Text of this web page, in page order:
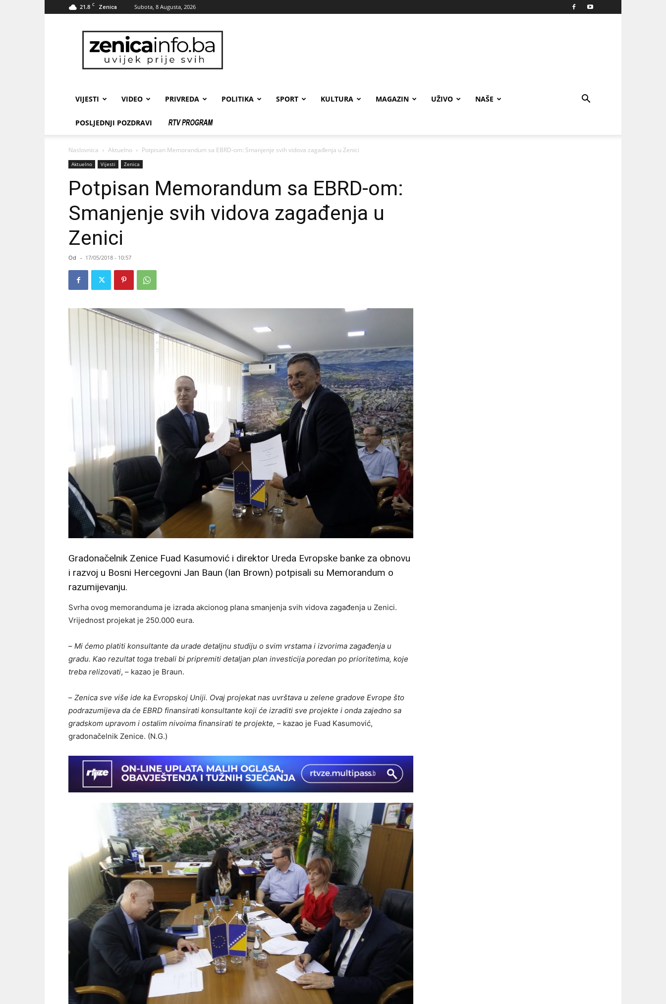
21.8 C Zenica Subota, 8 Augusta, 2026
zenicainfo.ba
VIJESTI VIDEO PRIVREDA POLITIKA SPORT KULTURA MAGAZIN UŽIVO NAŠE
POSLJEDNJI POZDRAVI
Naslovnica Aktuelno Potpisan Memorandum sa EBRD-om: Smanjenje svih vidova zagađenja u Zenici
Aktuelno Vijesti Zenica
Potpisan Memorandum sa EBRD-om:
Smanjenje svih vidova zagađenja u
Zenici
Od - 17/05/2018 - 10:57
Gradonačelnik Zenice Fuad Kasumović i direktor Ureda Evropske banke za obnovu
i razvoj u Bosni Hercegovni Jan Baun (Ian Brown) potpisali su Memorandum o
razumijevanju.
Svrha ovog memoranduma je izrada akcionog plana smanjenja svih vidova zagađenja u Zenici.
Vrijednost projekat je 250.000 eura.
– Mi ćemo platiti konsultante da urade detaljnu studiju o svim vrstama i izvorima zagađenja u
gradu. Kao rezultat toga trebali bi pripremiti detaljan plan investicija poredan po prioritetima, koje
treba relizovati, – kazao je Braun.
– Zenica sve više ide ka Evropskoj Uniji. Ovaj projekat nas uvrštava u zelene gradove Evrope što
podrazumijeva da će EBRD finansirati konsultante koji će izraditi sve projekte i onda zajedno sa
gradskom upravom i ostalim nivoima finansirati te projekte, – kazao je Fuad Kasumović,
gradonačelnik Zenice. (N.G.)